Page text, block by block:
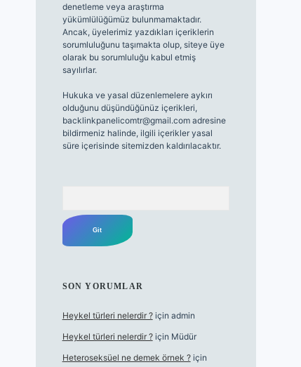
denetleme veya araştırma
yükümlülüğümüz bulunmamaktadır.
Ancak, üyelerimiz yazdıkları içeriklerin
sorumluluğunu taşımakta olup, siteye üye
olarak bu sorumluluğu kabul etmiş
sayılırlar.
Hukuka ve yasal düzenlemelere aykırı
olduğunu düşündüğünüz içerikleri,
backlinkpanelicomtr@gmail.comadresine
bildirmeniz halinde, ilgili içerikler yasal
süre içerisinde sitemizden kaldırılacaktır.
SON YORUMLAR
Heykel türleri nelerdir ?için admin
Heykel türleri nelerdir ?için Müdür
Heteroseksüel ne demek örnek ?için